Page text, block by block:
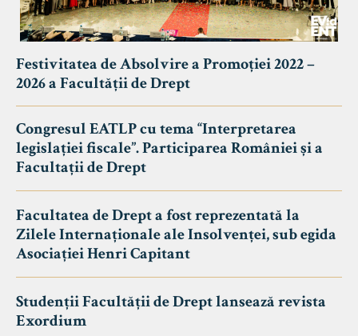
Festivitatea de Absolvire a Promoției 2022 –
2026 a Facultății de Drept
Congresul EATLP cu tema “Interpretarea
legislației fiscale”. Participarea României și a
Facultații de Drept
Facultatea de Drept a fost reprezentată la
Zilele Internaționale ale Insolvenței, sub egida
Asociației Henri Capitant
Studenții Facultății de Drept lansează revista
Exordium